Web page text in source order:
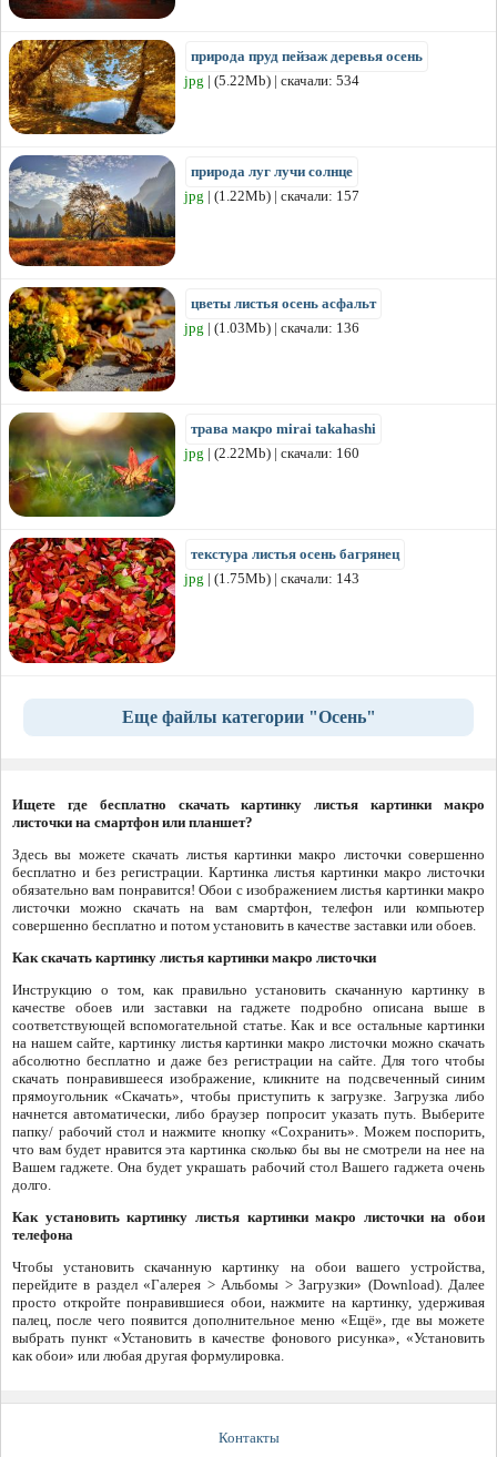
природа пруд пейзаж деревья осень
jpg | (5.22Mb) | скачали: 534
природа луг лучи солнце
jpg | (1.22Mb) | скачали: 157
цветы листья осень асфальт
jpg | (1.03Mb) | скачали: 136
трава макро mirai takahashi
jpg | (2.22Mb) | скачали: 160
текстура листья осень багрянец
jpg | (1.75Mb) | скачали: 143
Еще файлы категории "Осень"
Ищете где бесплатно скачать картинку листья картинки макро
листочки на смартфон или планшет?
Здесь вы можете скачать листья картинки макро листочки совершенно
бесплатно и без регистрации. Картинка листья картинки макро листочки
обязательно вам понравится! Обои с изображением листья картинки макро
листочки можно скачать на вам смартфон, телефон или компьютер
совершенно бесплатно и потом установить в качестве заставки или обоев.
Как скачать картинку листья картинки макро листочки
Инструкцию о том, как правильно установить скачанную картинку в
качестве обоев или заставки на гаджете подробно описана выше в
соответствующей вспомогательной статье. Как и все остальные картинки
на нашем сайте, картинку листья картинки макро листочки можно скачать
абсолютно бесплатно и даже без регистрации на сайте. Для того чтобы
скачать понравившееся изображение, кликните на подсвеченный синим
прямоугольник «Скачать», чтобы приступить к загрузке. Загрузка либо
начнется автоматически, либо браузер попросит указать путь. Выберите
папку/ рабочий стол и нажмите кнопку «Сохранить». Можем поспорить,
что вам будет нравится эта картинка сколько бы вы не смотрели на нее на
Вашем гаджете. Она будет украшать рабочий стол Вашего гаджета очень
долго.
Как установить картинку листья картинки макро листочки на обои
телефона
Чтобы установить скачанную картинку на обои вашего устройства,
перейдите в раздел «Галерея > Альбомы > Загрузки» (Download). Далее
просто откройте понравившиеся обои, нажмите на картинку, удерживая
палец, после чего появится дополнительное меню «Ещё», где вы можете
выбрать пункт «Установить в качестве фонового рисунка», «Установить
как обои» или любая другая формулировка.
Контакты